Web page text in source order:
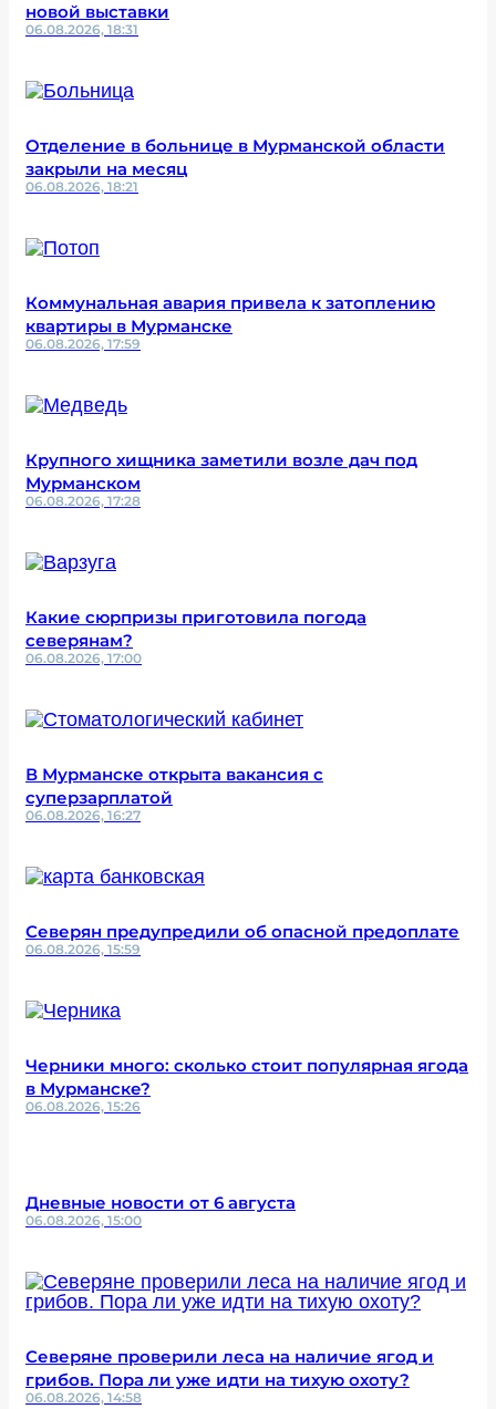
новой выставки
06.08.2026, 18:31
Отделение в больнице в Мурманской области
закрыли на месяц
06.08.2026, 18:21
Коммунальная авария привела к затоплению
квартиры в Мурманске
06.08.2026, 17:59
Крупного хищника заметили возле дач под
Мурманском
06.08.2026, 17:28
Какие сюрпризы приготовила погода
северянам?
06.08.2026, 17:00
В Мурманске открыта вакансия с
суперзарплатой
06.08.2026, 16:27
Северян предупредили об опасной предоплате
06.08.2026, 15:59
Черники много: сколько стоит популярная ягода
в Мурманске?
06.08.2026, 15:26
Дневные новости от 6 августа
06.08.2026, 15:00
Северяне проверили леса на наличие ягод и
грибов. Пора ли уже идти на тихую охоту?
06.08.2026, 14:58